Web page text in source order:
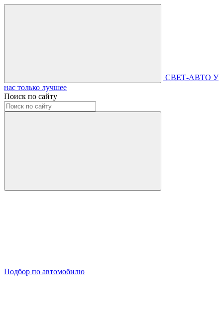
СВЕТ-АВТО У
нас только лучшее
Поиск по сайту
Подбор по автомобилю